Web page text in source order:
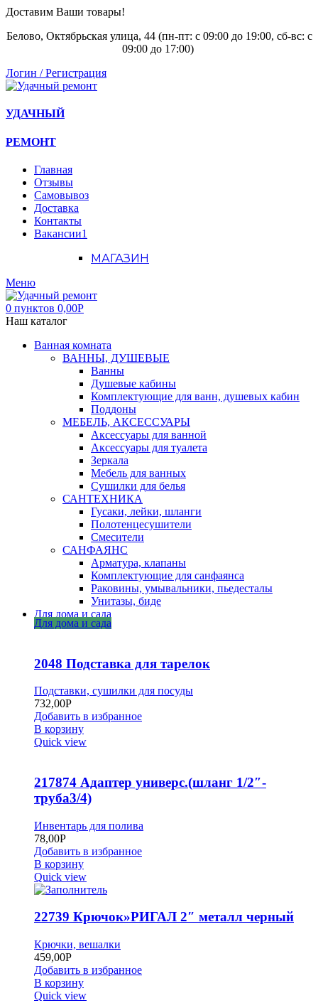
Доставим Ваши товары!
Белово, Октябрьская улица, 44 (пн-пт: с 09:00 до 19:00, сб-вс: с
09:00 до 17:00)
Логин / Регистрация
УДАЧНЫЙ
РЕМОНТ
Главная
Отзывы
Самовывоз
Доставка
Контакты
Вакансии1
МАГАЗИН
Меню
0 пунктов 0,00Р
Наш каталог
Ванная комната
ВАННЫ, ДУШЕВЫЕ
Ванны
Душевые кабины
Комплектующие для ванн, душевых кабин
Поддоны
МЕБЕЛЬ, АКСЕССУАРЫ
Аксессуары для ванной
Аксессуары для туалета
Зеркала
Мебель для ванных
Сушилки для белья
САНТЕХНИКА
Гусаки, лейки, шланги
Полотенцесушители
Смесители
САНФАЯНС
Арматура, клапаны
Комплектующие для санфаянса
Раковины, умывальники, пьедесталы
Унитазы, биде
Для дома и сада
Для дома и сада
2048 Подставка для тарелок
Подставки, сушилки для посуды
732,00Р
Добавить в избранное
В корзину
Quick view
217874 Адаптер универс.(шланг 1/2″-
труба3/4)
Инвентарь для полива
78,00Р
Добавить в избранное
В корзину
Quick view
22739 Крючок»РИГАЛ 2″ металл черный
Крючки, вешалки
459,00Р
Добавить в избранное
В корзину
Quick view